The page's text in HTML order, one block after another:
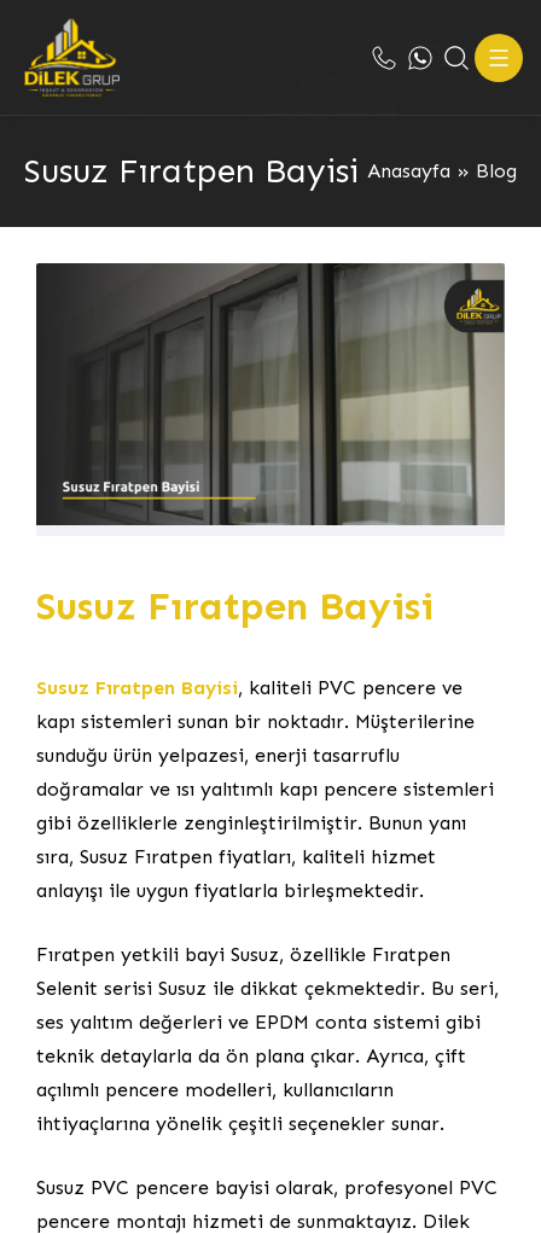
Susuz Fıratpen Bayisi Anasayfa » Blog
Susuz Fıratpen Bayisi
Susuz Fıratpen Bayisi, kaliteli PVC pencere ve
kapı sistemleri sunan bir noktadır. Müşterilerine
sunduğu ürün yelpazesi, enerji tasarruflu
doğramalar ve ısı yalıtımlı kapı pencere sistemleri
gibi özelliklerle zenginleştirilmiştir. Bunun yanı
sıra, Susuz Fıratpen fiyatları, kaliteli hizmet
anlayışı ile uygun fiyatlarla birleşmektedir.
Fıratpen yetkili bayi Susuz, özellikle Fıratpen
Selenit serisi Susuz ile dikkat çekmektedir. Bu seri,
ses yalıtım değerleri ve EPDM conta sistemi gibi
teknik detaylarla da ön plana çıkar. Ayrıca, çift
açılımlı pencere modelleri, kullanıcıların
ihtiyaçlarına yönelik çeşitli seçenekler sunar.
Susuz PVC pencere bayisi olarak, profesyonel PVC
pencere montajı hizmeti de sunmaktayız. Dilek